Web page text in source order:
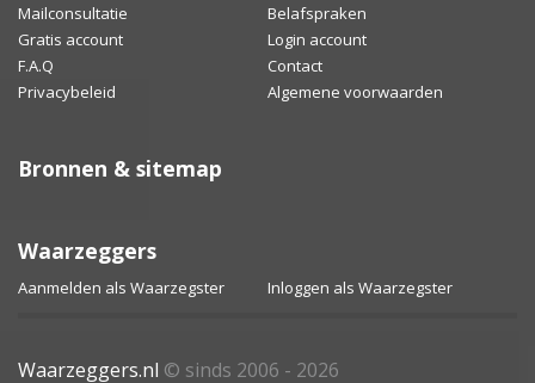
Mailconsultatie
Belafspraken
Gratis account
Login account
F.A.Q
Contact
Privacybeleid
Algemene voorwaarden
Bronnen & sitemap
Waarzeggers
Aanmelden als Waarzegster Inloggen als Waarzegster
Waarzeggers.nl © sinds 2006 - 2026